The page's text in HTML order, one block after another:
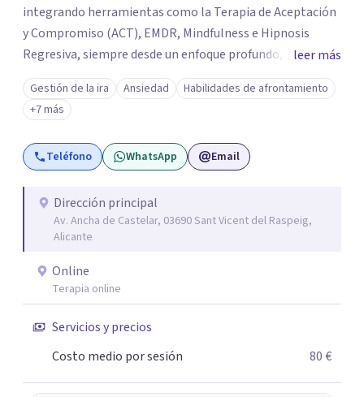
integrando herramientas como la Terapia de Aceptación
y Compromiso (ACT), EMDR, Mindfulness e Hipnosis
Regresiva, siempre desde un enfoque profundo,
respetuoso y adaptado a cada persona. También
acompaño procesos de crecimiento personal y terapia
del alma orientados al trabajo emocional, la búsqueda de
sentido, el autoconocimiento y la conexión interior. Mi
objetivo es ayudar a las personas a comprenderse mejor,
necesarios para vivir con mayor equilibrio y plenitud.
leer más
Gestión de la ira Ansiedad
Habilidades de afrontamiento
+7 más
Teléfono WhatsApp Email
Dirección principal
Av. Ancha de Castelar, 03690 Sant Vicent del Raspeig,
Alicante
Online
Terapia online
Servicios y precios
Costo medio por sesión
80 €